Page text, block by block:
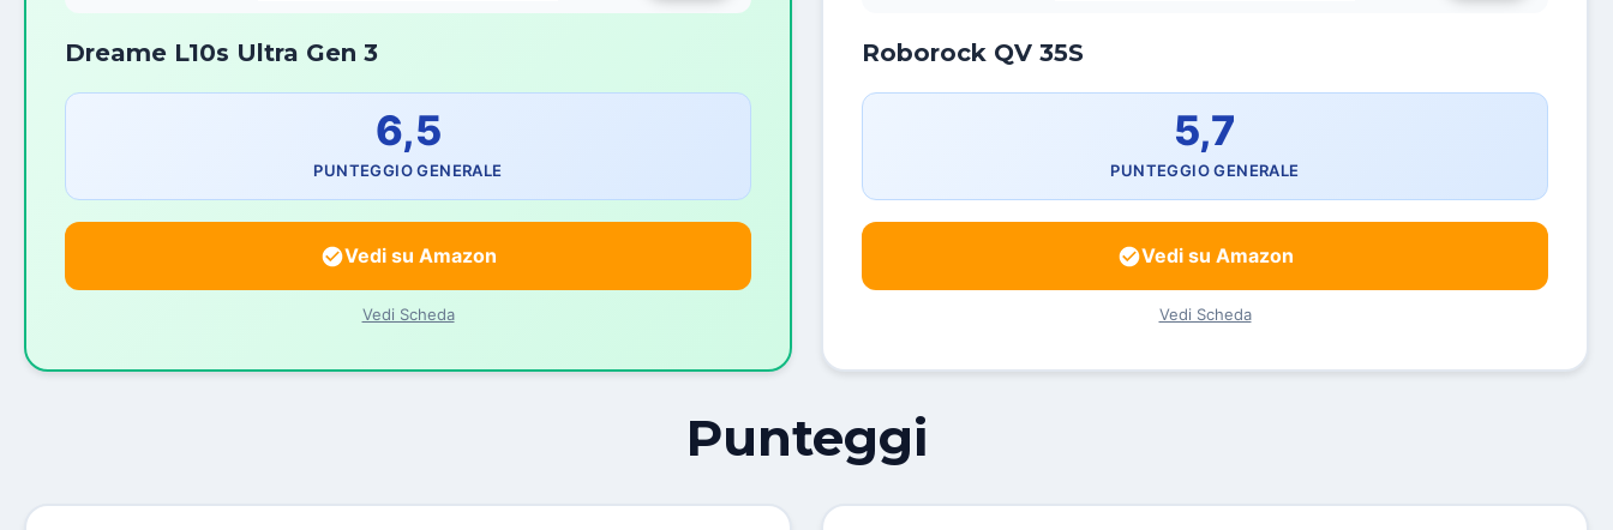
Dreame L10s Ultra Gen 3
6,5
PUNTEGGIO GENERALE
Vedi su Amazon
Vedi Scheda
Roborock QV 35S
5,7
PUNTEGGIO GENERALE
Vedi su Amazon
Vedi Scheda
Punteggi